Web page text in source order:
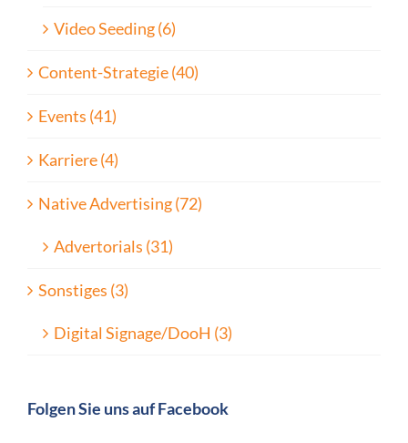
Video Seeding (6)
Content-Strategie (40)
Events (41)
Karriere (4)
Native Advertising (72)
Advertorials (31)
Sonstiges (3)
Digital Signage/DooH (3)
Folgen Sie uns auf Facebook